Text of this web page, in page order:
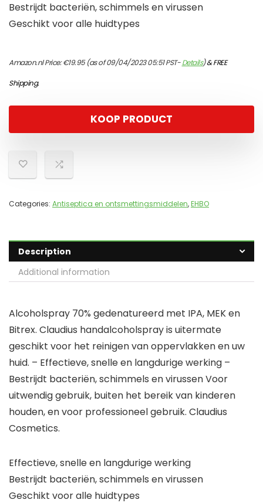
Bestrijdt bacteriën, schimmels en virussen
Geschikt voor alle huidtypes
Amazon.nl Price:€19.95(as of 09/04/2023 05:51 PST-Details)&FREE
Shipping.
KOOP PRODUCT
Categories: Antiseptica en ontsmettingsmiddelen,EHBO
Description
Additional information
Alcoholspray 70% gedenatureerd met IPA, MEK en
Bitrex. Claudius handalcoholspray is uitermate
geschikt voor het reinigen van oppervlakken en uw
huid. – Effectieve, snelle en langdurige werking –
Bestrijdt bacteriën, schimmels en virussen Voor
uitwendig gebruik, buiten het bereik van kinderen
houden, en voor professioneel gebruik. Claudius
Cosmetics.
Effectieve, snelle en langdurige werking
Bestrijdt bacteriën, schimmels en virussen
Geschikt voor alle huidtypes